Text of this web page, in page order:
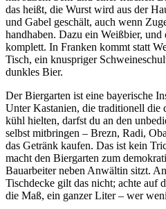
das heißt, die Wurst wird aus der
und Gabel geschält, auch wenn
handhaben. Dazu ein Weißbier,
komplett. In Franken kommt statt
Tisch, ein knuspriger
dunkles Bier.
Der Biergarten ist eine bayerische
Unter Kastanien, die traditionell die
kühl hielten, darfst du an den
selbst mitbringen – Brezn, Radi,
das Getränk kaufen. Das ist kein
macht den Biergarten zum
Bauarbeiter neben Anwältin sitzt.
Tischdecke gilt das nicht; achte auf
die Maß, ein ganzer Liter – wer